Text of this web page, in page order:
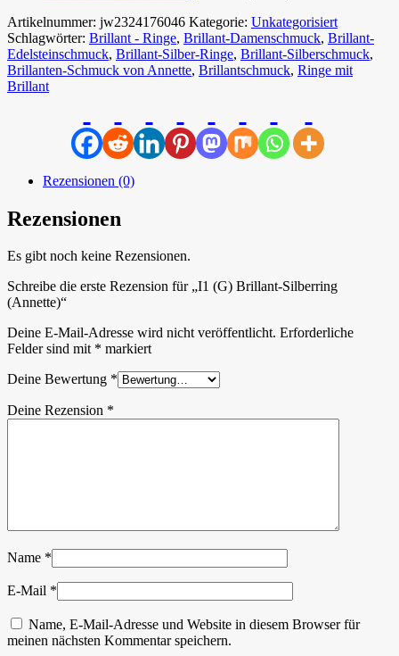
Artikelnummer: jw2324176046 Kategorie: Unkategorisiert
Schlagwörter: Brillant - Ringe, Brillant-Damenschmuck, Brillant-
Edelsteinschmuck, Brillant-Silber-Ringe, Brillant-Silberschmuck,
Brillanten-Schmuck von Annette, Brillantschmuck, Ringe mit
Brillant
Rezensionen (0)
Rezensionen
Es gibt noch keine Rezensionen.
Schreibe die erste Rezension für „I1 (G) Brillant-Silberring
(Annette)“
Deine E-Mail-Adresse wird nicht veröffentlicht. Erforderliche
Felder sind mit * markiert
Deine Bewertung *
Deine Rezension *
Name *
E-Mail *
Name, E-Mail-Adresse und Website in diesem Browser für
meinen nächsten Kommentar speichern.